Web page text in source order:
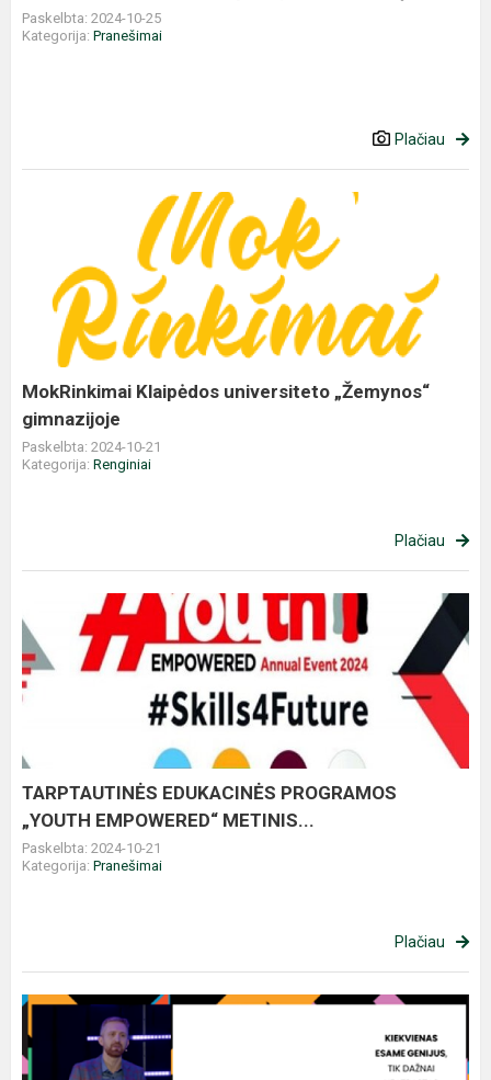
Paskelbta: 2024-10-25
Kategorija: Pranešimai
Plačiau
„Žemynos“
gimnazijoje
MokRinkimai Klaipėdos universiteto „Žemynos“
gimnazijoje
Paskelbta: 2024-10-21
Kategorija: Renginiai
Plačiau
TARPTAUTINĖS
EDUKACINĖS
PROGRAMOS
„YOUTH
TARPTAUTINĖS EDUKACINĖS PROGRAMOS
„YOUTH EMPOWERED“ METINIS...
Paskelbta: 2024-10-21
Kategorija: Pranešimai
Plačiau
„Užsikrauk
karjerai“